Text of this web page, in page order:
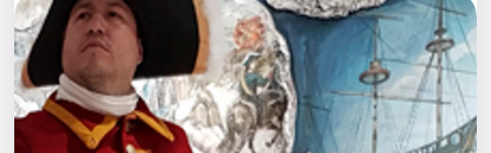
Выставки
Квесты
Экскурсии